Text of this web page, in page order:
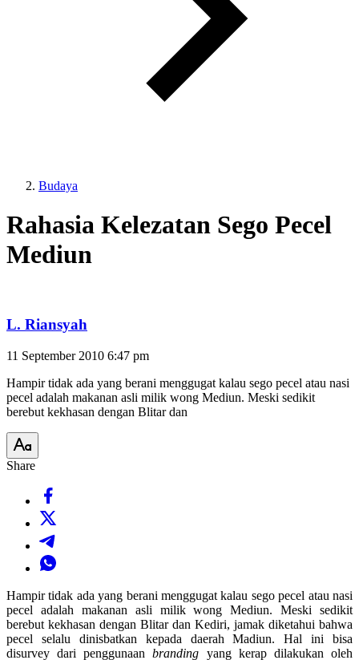
Budaya
Rahasia Kelezatan Sego Pecel
Mediun
L. Riansyah
11 September 2010 6:47 pm
Hampir tidak ada yang berani menggugat kalau sego pecel atau nasi
pecel adalah makanan asli milik wong Mediun. Meski sedikit
berebut kekhasan dengan Blitar dan
Share
Hampir tidak ada yang berani menggugat kalau sego pecel atau nasi
pecel adalah makanan asli milik wong Mediun. Meski sedikit
berebut kekhasan dengan Blitar dan Kediri, jamak diketahui bahwa
pecel selalu dinisbatkan kepada daerah Madiun. Hal ini bisa
disurvey dari penggunaanbranding yang kerap dilakukan oleh